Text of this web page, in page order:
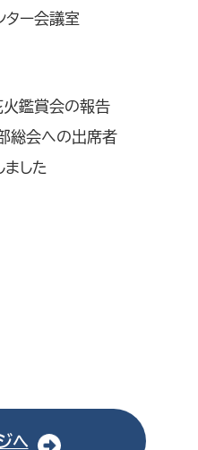
ター会議室
火鑑賞会の報告
総会への出席者
した
へ